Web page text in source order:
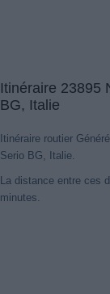
Itinéraire 23895
BG, Italie
Itinéraire routier
Serio BG, Italie.
La distance entre ces
minutes.